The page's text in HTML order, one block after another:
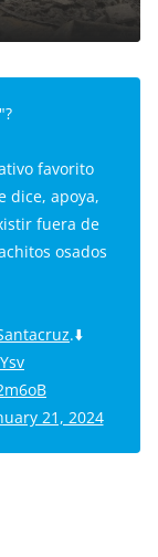
favorito
dice, apoya,
fuera de
osados
.⬇️
21, 2024